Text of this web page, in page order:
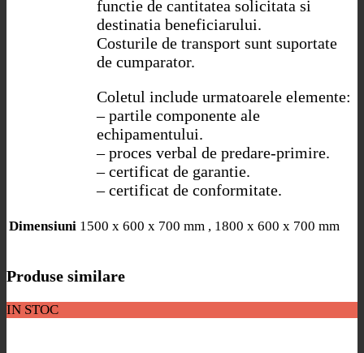
functie de cantitatea solicitata si
destinatia beneficiarului.
Costurile de transport sunt suportate
de cumparator.
Coletul include urmatoarele elemente:
– partile componente ale
echipamentului.
– proces verbal de predare-primire.
– certificat de garantie.
– certificat de conformitate.
Dimensiuni 1500 x 600 x 700 mm , 1800 x 600 x 700 mm
Produse similare
IN STOC